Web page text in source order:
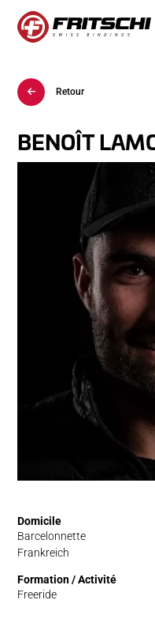
FIXATIONS
SERVICES
DE NOUS
Retour
BENOÎT
Domicile
Barcelonnette
Frankreich
Formation / Activité
Freeride